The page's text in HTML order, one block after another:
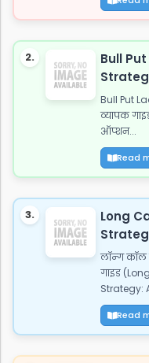
2.
Bull
Bull Put
व्यापक
ऑप्शन...
Read
3.
Long
लॉन्ग कॉल
गाइड
Strategy:
Read